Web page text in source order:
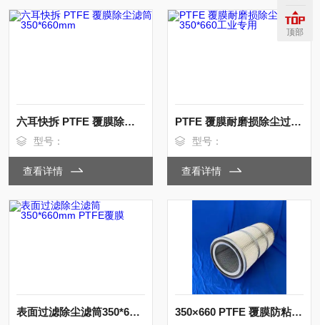
六耳快拆 PTFE 覆膜除尘滤筒 350*660mm
型号：
查看详情
PTFE 覆膜耐磨损除尘过滤筒350*660工业专用
型号：
查看详情
表面过滤除尘滤筒350*660mm PTFE覆膜 350×660 PTFE 覆膜防粘灰除尘滤芯 精度
顶部